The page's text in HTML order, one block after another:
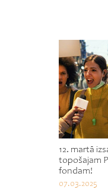
12. martā
topošajam
fondam!
07.03.2025